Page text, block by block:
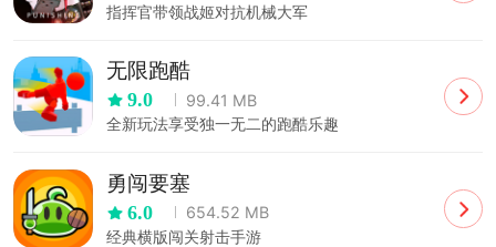
指挥官带领战姬对抗机械大军
无限跑酷
9.0
99.41 MB
全新玩法享受独一无二的跑酷乐趣
勇闯要塞
6.0
654.52 MB
经典横版闯关射击手游